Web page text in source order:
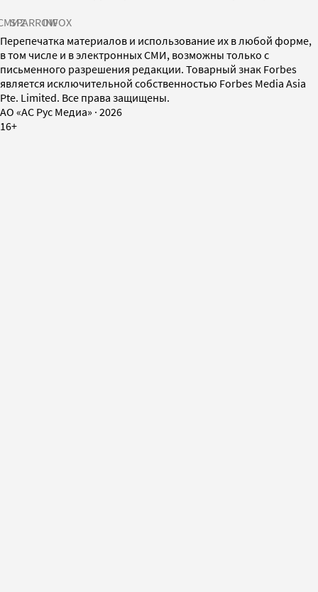
SPARROWINFOX
Перепечатка материалов и использование их в любой форме,
в том числе и в электронных СМИ, возможны только с
письменного разрешения редакции. Товарный знак Forbes
является исключительной собственностью Forbes Media Asia
Pte. Limited. Все права защищены.
AO «АС Рус Медиа» · 2026
16+